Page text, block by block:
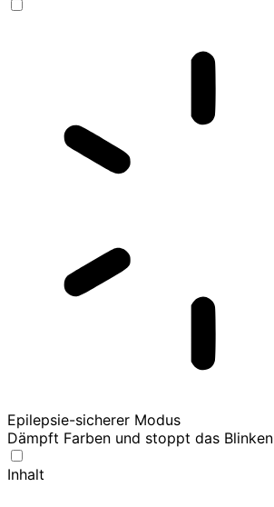
Epilepsie-sicherer Modus
Dämpft Farben und stoppt das Blinken
Inhalt